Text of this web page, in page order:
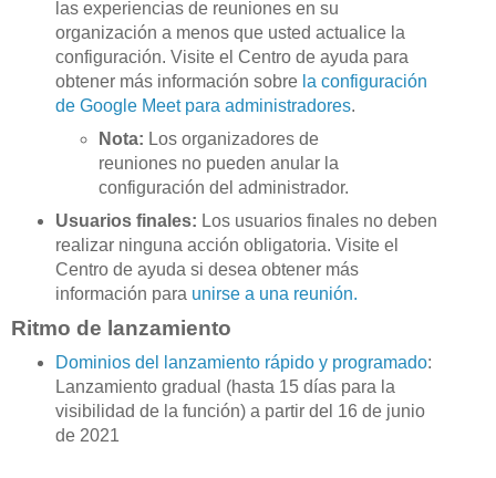
las experiencias de reuniones en su
organización a menos que usted actualice la
configuración. Visite el Centro de ayuda para
obtener más información sobre la configuración
de Google Meet para administradores.
Nota: Los organizadores de
reuniones no pueden anular la
configuración del administrador.
Usuarios finales: Los usuarios finales no deben
realizar ninguna acción obligatoria. Visite el
Centro de ayuda si desea obtener más
información para unirse a una reunión.
Ritmo de lanzamiento
Dominios del lanzamiento rápido y programado:
Lanzamiento gradual (hasta 15 días para la
visibilidad de la función) a partir del 16 de junio
de 2021